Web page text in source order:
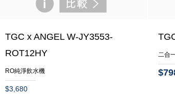
TGC x ANGEL W-JY3553-
ROT12HY
RO純淨飲水機
$3,680
二合